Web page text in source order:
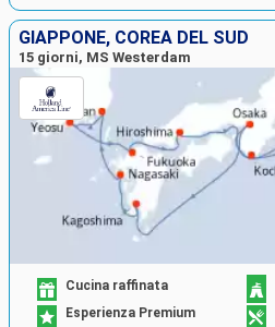
GIAPPONE, COREA DEL SUD
15 giorni, MS Westerdam
Cucina raffinata
Esperienza Premium